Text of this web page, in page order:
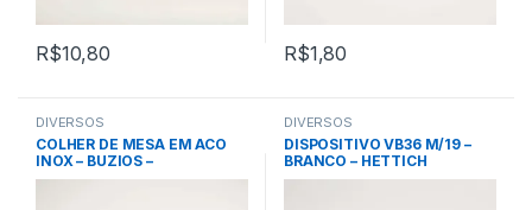
R$10,80 R$1,80
DIVERSOS
COLHER DE MESA EM ACO
INOX – BUZIOS –
TRAMONTINA
DIVERSOS
DISPOSITIVO VB36 M/19 –
BRANCO – HETTICH